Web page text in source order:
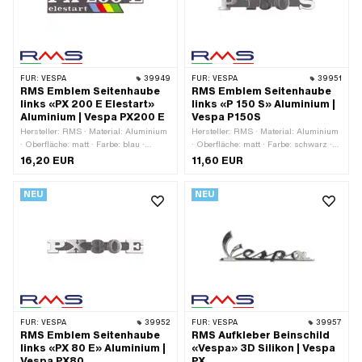
Nr.: 198179
Nr.: 198657
FÜR: VESPA 39949
RMS Emblem Seitenhaube
links «PX 200 E Elestart»
Aluminium | Vespa PX200 E
Hersteller: RMS · Material: Aluminium
· Oberfläche: matt · Farbe: blau ·
Farbe: gelb · Farbe: grün · Farbe: rot ·
Farbe: schwarz · Farbe: silber · Dicke:
Befestigungsart: Steckverbindung
Nr.: 198658
16,20 EUR
FÜR: VESPA 39951
RMS Emblem Seitenhaube
links «P 150 S» Aluminium |
Vespa P150S
Hersteller: RMS · Material: Aluminium
· Oberfläche: matt · Farbe: schwarz ·
Farbe: silber · Dicke: 3 mm · Breite:
140 mm · Höhe: 21 mm ·
geklemmt · Anzahl
Nr.: 182895
11,60 EUR
NEU
FÜR: VESPA 39952
RMS Emblem Seitenhaube
links «PX 80 E» Aluminium |
NEU
FÜR: VESPA 39957
RMS Aufkleber Beinschild
«Vespa» 3D Silikon | Vespa